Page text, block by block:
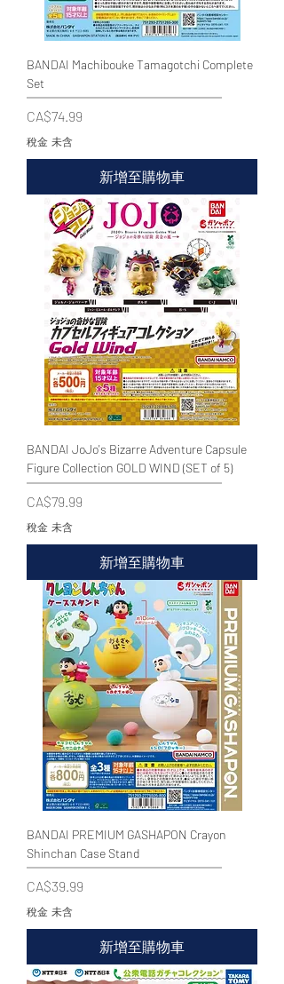
BANDAI Machibouke Tamagotchi Complete
Set
價格
CA$74.99
稅金 未含
新增至購物車
BANDAI JoJo's Bizarre Adventure Capsule
Figure Collection GOLD WIND (SET of 5)
價格
CA$79.99
稅金 未含
新增至購物車
BANDAI PREMIUM GASHAPON Crayon
Shinchan Case Stand
價格
CA$39.99
稅金 未含
新增至購物車